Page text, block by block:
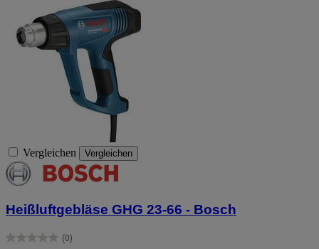
Vergleichen Vergleichen
Heißluftgebläse GHG 23-66 - Bosch
(0)
0.0